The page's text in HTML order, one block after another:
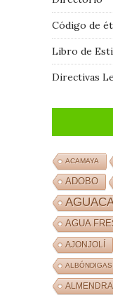
Código de
Libro de
Directivas
ACAMAYA
ADOBO
AGUA
AJONJOLÍ
ALBÓNDIGAS
ALMENDRA